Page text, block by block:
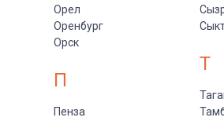
Орел
Оренбург
Орск
П
Пенза
Т